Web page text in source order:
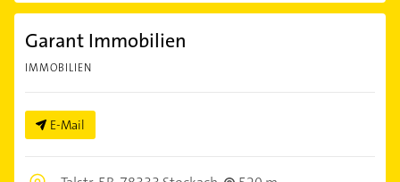
Garant Immobilien
IMMOBILIEN
E-Mail